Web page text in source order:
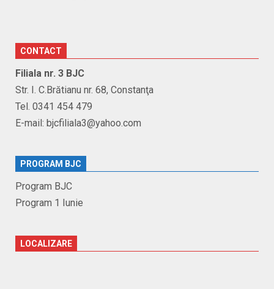
CONTACT
Filiala nr. 3 BJC
Str. I. C.Brătianu nr. 68, Constanţa
Tel. 0341 454 479
E-mail: bjcfiliala3@yahoo.com
PROGRAM BJC
Program BJC
Program 1 Iunie
LOCALIZARE